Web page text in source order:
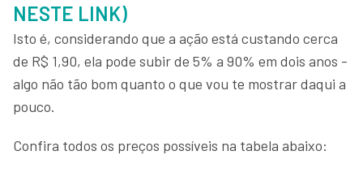
NESTE LINK)
Isto é, considerando que a ação está custando cerca
de R$ 1,90, ela pode subir de 5% a 90% em dois anos -
algo não tão bom quanto o que vou te mostrar daqui a
pouco.
Confira todos os preços possíveis na tabela abaixo: